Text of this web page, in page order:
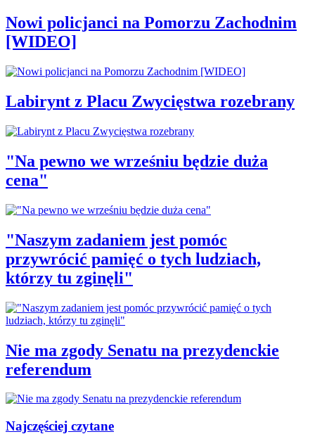
Nowi policjanci na Pomorzu Zachodnim
[WIDEO]
Labirynt z Placu Zwycięstwa rozebrany
"Na pewno we wrześniu będzie duża
cena"
"Naszym zadaniem jest pomóc
przywrócić pamięć o tych ludziach,
którzy tu zginęli"
Nie ma zgody Senatu na prezydenckie
referendum
Najczęściej czytane